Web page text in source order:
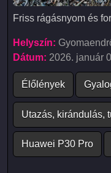
Friss rágásnyom és
Friss rágásnyom és
Helyszín:
Dátum: 2026. január
Élőlények
Utazás, kirándulás,
Huawei P30 Pro